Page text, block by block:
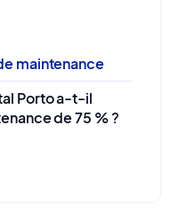
maintenance
Porto a-t-il
de 75 % ?